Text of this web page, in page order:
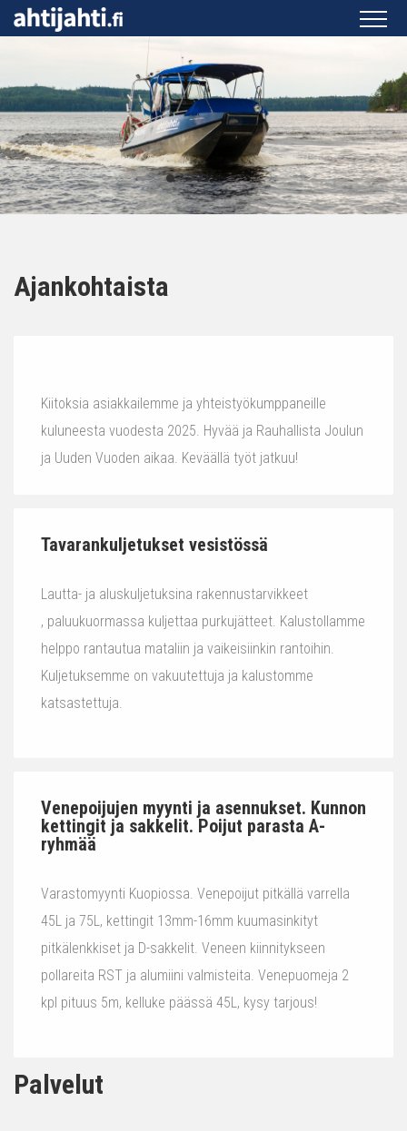
Ajankohtaista
Kiitoksia asiakkailemme ja yhteistyökumppaneille
kuluneesta vuodesta 2025. Hyvää ja Rauhallista Joulun
ja Uuden Vuoden aikaa. Keväällä työt jatkuu!
Tavarankuljetukset vesistössä
Lautta- ja aluskuljetuksina rakennustarvikkeet
, paluukuormassa kuljettaa purkujätteet. Kalustollamme
helppo rantautua mataliin ja vaikeisiinkin rantoihin.
Kuljetuksemme on vakuutettuja ja kalustomme
katsastettuja.
Venepoijujen myynti ja asennukset. Kunnon
kettingit ja sakkelit. Poijut parasta A-
ryhmää
Varastomyynti Kuopiossa. Venepoijut pitkällä varrella
45L ja 75L, kettingit 13mm-16mm kuumasinkityt
pitkälenkkiset ja D-sakkelit. Veneen kiinnitykseen
pollareita RST ja alumiini valmisteita. Venepuomeja 2
kpl pituus 5m, kelluke päässä 45L, kysy tarjous!
Palvelut